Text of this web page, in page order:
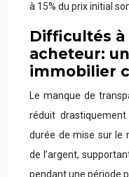
à 15% du prix initial
Difficultés
acheteur:
immobilier
Le manque de
réduit
durée de mise sur le
de l’argent,
pendant une période